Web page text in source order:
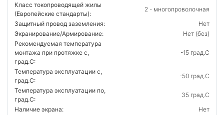
Класс токопроводящей жилы
(Европейские стандарты):
2 - многопроволочная
Защитный провод заземления:
Нет
Экранирование/Армирование:
Нет (без)
Рекомендуемая температура
монтажа при протяжке с,
град.C:
-15 град.C
Температура эксплуатации с,
град.C:
-50 град.C
Температура эксплуатации по,
град.C:
35 град.C
Наличие экрана:
Нет